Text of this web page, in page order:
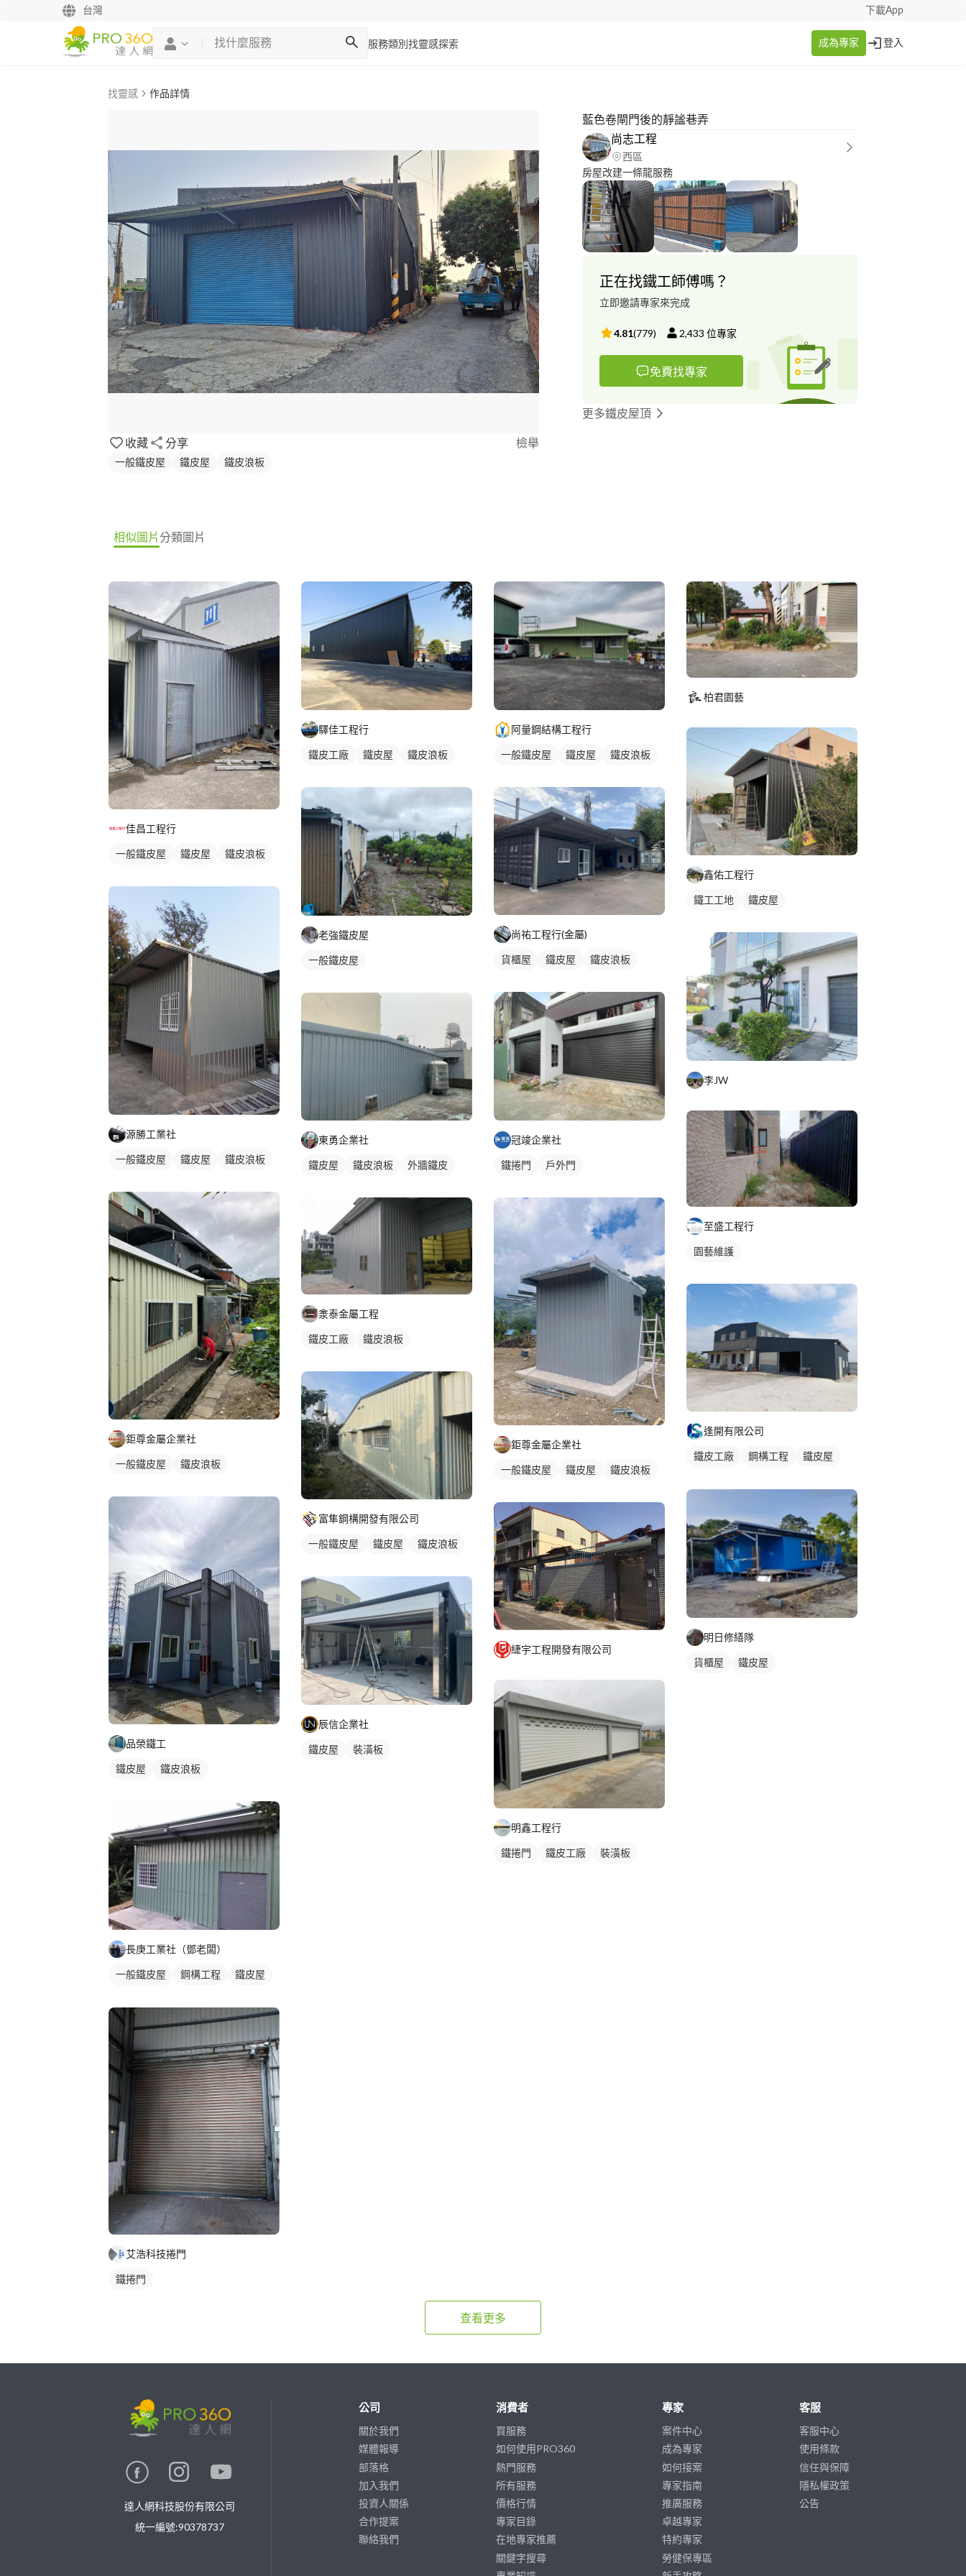
台灣 下載App
服務類別 找靈感探索 成為專家 登入
找靈感 作品詳情
收藏 分享 檢舉
一般鐵皮屋 鐵皮屋 鐵皮浪板
藍色卷閘門後的靜謐巷弄
尚志工程
西區
房屋改建一條龍服務
正在找鐵工師傅嗎？
立即邀請專家來完成
4.81(779) 2,433 位專家
免費找專家
更多鐵皮屋頂
相似圖片分類圖片
佳昌工程行
一般鐵皮屋 鐵皮屋 鐵皮浪板
源勝工業社
一般鐵皮屋 鐵皮屋 鐵皮浪板
鉅尊金屬企業社
一般鐵皮屋 鐵皮浪板
品榮鐵工
鐵皮屋 鐵皮浪板
長庚工業社（鄧老闆）
一般鐵皮屋 鋼構工程
鐵皮屋
艾浩科技捲門
鐵捲門
驛佳工程行
鐵皮工廠 鐵皮屋 鐵皮浪板
老強鐵皮屋
一般鐵皮屋
東勇企業社
鐵皮屋 鐵皮浪板 外牆鐵皮
淾泰金屬工程
鐵皮工廠 鐵皮浪板
富隼鋼構開發有限公司
一般鐵皮屋 鐵皮屋 鐵皮浪板
辰信企業社
鐵皮屋 裝潢板
阿量鋼結構工程行
一般鐵皮屋 鐵皮屋 鐵皮浪板
尚祐工程行(金屬)
貨櫃屋 鐵皮屋 鐵皮浪板
冠竣企業社
鐵捲門 戶外門
鉅尊金屬企業社
一般鐵皮屋 鐵皮屋 鐵皮浪板
緁宇工程開發有限公司
明鑫工程行
鐵捲門 鐵皮工廠 裝潢板
柏君園藝
鑫佑工程行
鐵工工地 鐵皮屋
李JW
至盛工程行
園藝維護
逢開有限公司
鐵皮工廠 鋼構工程
鐵皮屋
明日修繕隊
貨櫃屋 鐵皮屋
查看更多
達人網科技股份有限公司
統一編號:90378737
公司
關於我們
媒體報導
部落格
加入我們
投資人關係
合作提案
聯絡我們
消費者
買服務
如何使用PRO360
熱門服務
所有服務
價格行情
專家目錄
在地專家推薦
關鍵字搜尋
專家
案件中心
成為專家
如何接案
專家指南
推廣服務
卓越專家
特約專家
勞健保專區
客服
客服中心
使用條款
信任與保障
隱私權政策
公告